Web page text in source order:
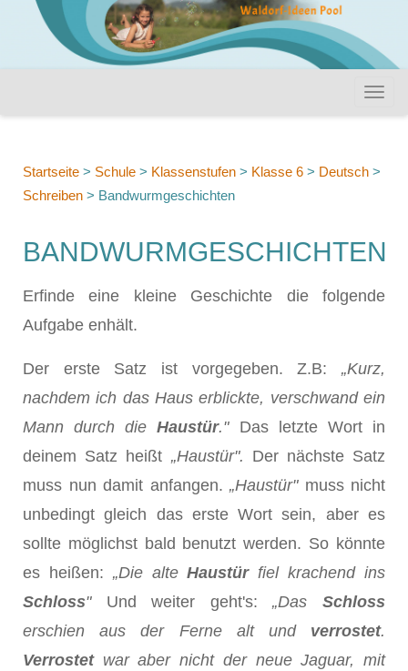
Startseite > Schule > Klassenstufen > Klasse 6 > Deutsch >
Schreiben > Bandwurmgeschichten
BANDWURMGESCHICHTEN
Erfinde eine kleine Geschichte die folgende
Aufgabe enhält.
Der erste Satz ist vorgegeben. Z.B: „Kurz,
nachdem ich das Haus erblickte, verschwand ein
Mann durch dieHaustür."Das letzte Wort in
deinem Satz heißt „Haustür". Der nächste Satz
muss nun damit anfangen. „Haustür"muss nicht
unbedingt gleich das erste Wort sein, aber es
sollte möglichst bald benutzt werden. So könnte
es heißen: „Die alteHaustürfiel krachend ins
Schloss" Und weiter geht's:„DasSchloss
erschien aus der Ferne alt und verrostet.
Verrostetwar aber nicht der neue Jaguar, mit